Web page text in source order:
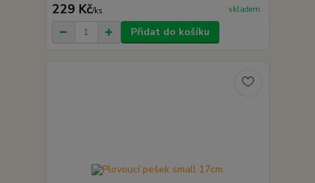
229 Kč/ks skladem
Přidat do košíku